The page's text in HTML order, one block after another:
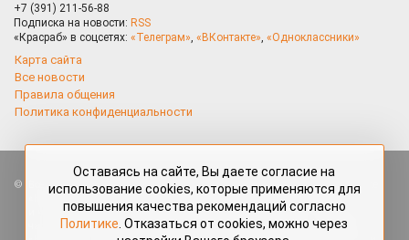
+7 (391) 211-56-88
Подписка на новости: RSS
«Красраб» в соцсетях: «Телеграм», «ВКонтакте», «Одноклассники»
Карта сайта
Все новости
Правила общения
Политика конфиденциальности
Все права защищены. Любые материалы, размещённые на портале
«Красраб.ру» сотрудниками редакции, нештатными авторами
и читателями, являются объектами авторского права. Полное или
частичное использование материалов, размещённых на портале
Оставаясь на сайте, Вы даете согласие на
использование cookies, которые применяются для
повышения качества рекомендаций согласно
Политике . Отказаться от cookies, можно через